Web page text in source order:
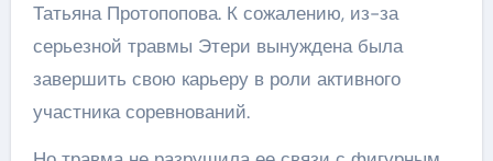
Татьяна Протопопова. К сожалению, из-за
серьезной травмы Этери вынуждена была
завершить свою карьеру в роли активного
участника соревнований.